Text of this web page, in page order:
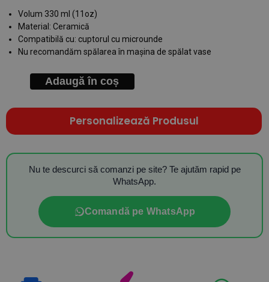
Volum 330 ml (11oz)
Material: Ceramică
Compatibilă cu: cuptorul cu microunde
Nu recomandăm spălarea în mașina de spălat vase
Adaugă în coș
Personalizează Produsul
Nu te descurci să comanzi pe site? Te ajutăm rapid pe
WhatsApp.
Comandă pe WhatsApp